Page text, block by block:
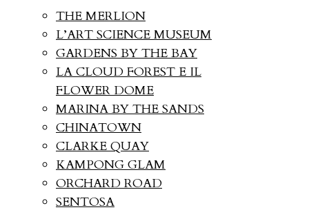
THE MERLION
L’ART SCIENCE MUSEUM
GARDENS BY THE BAY
LA CLOUD FOREST E IL
FLOWER DOME
MARINA BY THE SANDS
CHINATOWN
CLARKE QUAY
KAMPONG GLAM
ORCHARD ROAD
SENTOSA